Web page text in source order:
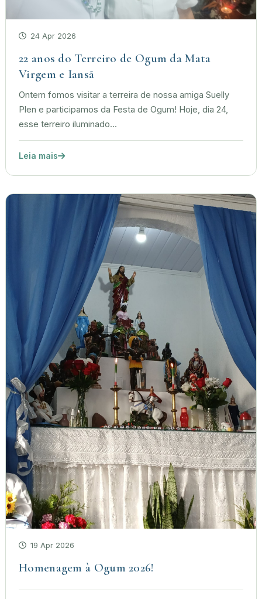
24 Apr 2026
22 anos do Terreiro de Ogum da Mata
Virgem e Iansã
Ontem fomos visitar a terreira de nossa amiga Suelly
Plen e participamos da Festa de Ogum! Hoje, dia 24,
esse terreiro iluminado...
Leia mais
19 Apr 2026
Homenagem à Ogum 2026!